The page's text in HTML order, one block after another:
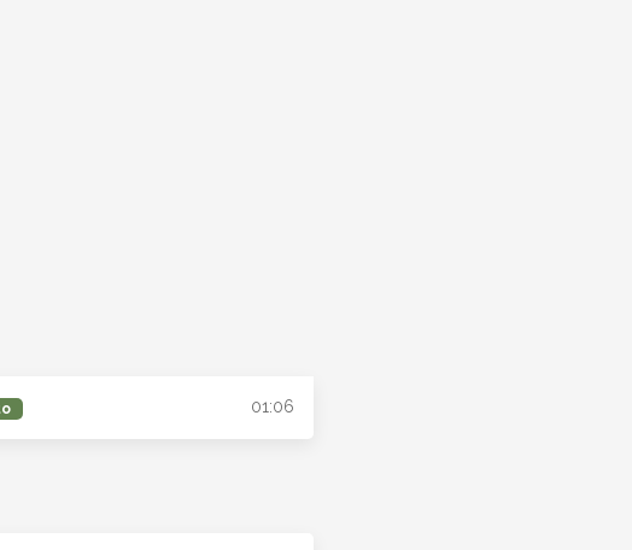
01:06